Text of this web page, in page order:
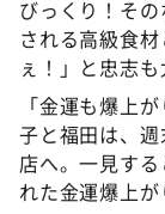
びっくり！そ
される高級食
ぇ！」と忠志も
「金運も爆上
子と福田は、
店へ。一見す
れた金運爆上